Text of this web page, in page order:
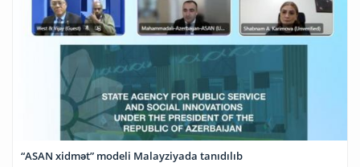
“ASAN xidmət” modeli Malayziyada tanıdılıb